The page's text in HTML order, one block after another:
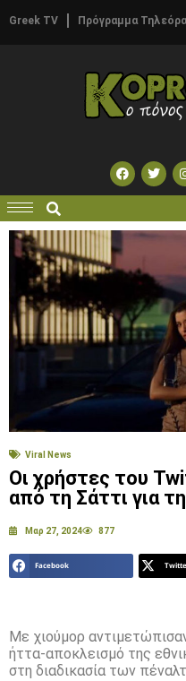
Greek TV Πρόγραμμα
Viral News
Οι χρήστες του
από τη Σάττι για
Μαρ 27, 2024 877
Facebook
Με χιούμορ
ήττα-αποκλεισμό της
στη διαδικασία των